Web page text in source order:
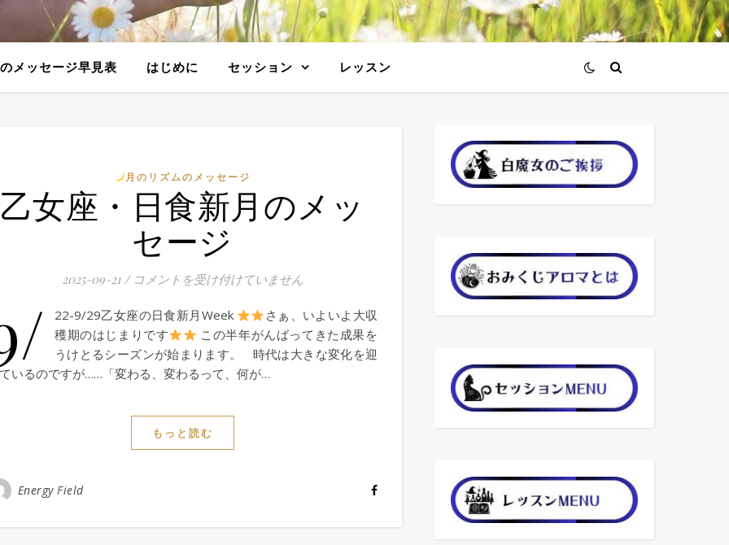
メッセージ早見表 はじめに セッション レッスン
月のリズムのメッセージ
乙女座・日食新月のメッ
セージ
2025-09-21 / 乙女座・日食新月のメッセージ は
コメントを受け付けていません
22-9/29乙女座の日食新月Week
さぁ、いよいよ大収
穫期のはじまりです
この半年がんばってきた成果を
うけとるシーズンが始まります。 時代は大きな変化を迎
いるのですが……「変わる、変わるって、何が…
もっと読む
Energy Field